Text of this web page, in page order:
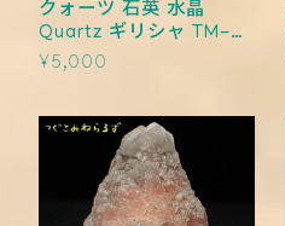
クォーツ 石英 水晶
Quartz ギリシャ TM-
0016
¥5,000